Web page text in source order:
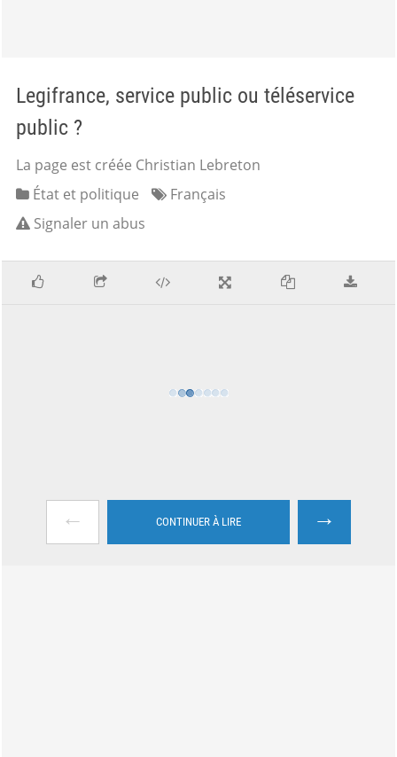
Legifrance, service public ou téléservice
public ?
La page est créée Christian Lebreton
État et politique
Français
Signaler un abus
← CONTINUER À LIRE →